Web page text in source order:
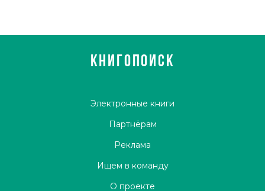
КНИГОПОИСК
Электронные книги
Партнёрам
Реклама
Ищем в команду
О проекте